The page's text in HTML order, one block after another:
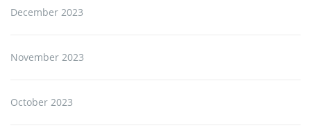
December 2023
November 2023
October 2023